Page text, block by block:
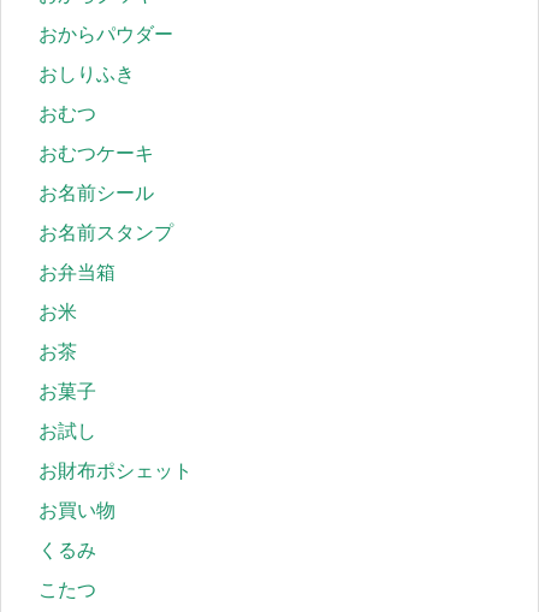
おからパウダー
おしりふき
おむつ
おむつケーキ
お名前シール
お名前スタンプ
お弁当箱
お米
お茶
お菓子
お試し
お財布ポシェット
お買い物
くるみ
こたつ